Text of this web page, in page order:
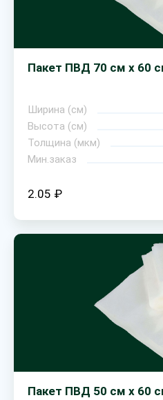
Пакет ПВД 70 см х 60
Ширина (см)
Высота (см)
Толщина (мкм)
Мин.заказ
2.05 ₽
Пакет ПВД 50 см х 60